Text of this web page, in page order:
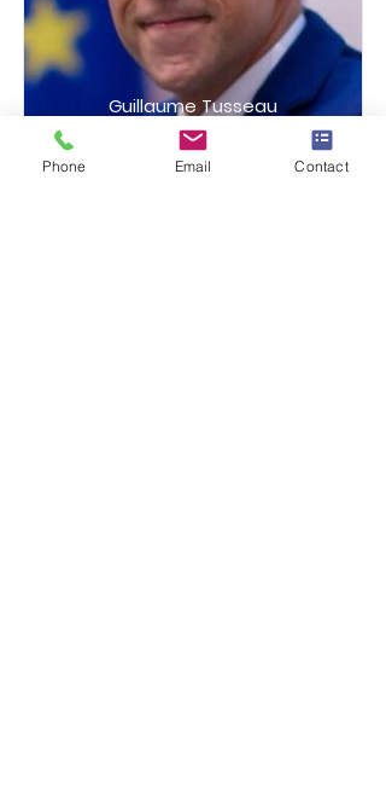
Guillaume Tusseau
Profile
Phone Email Contact